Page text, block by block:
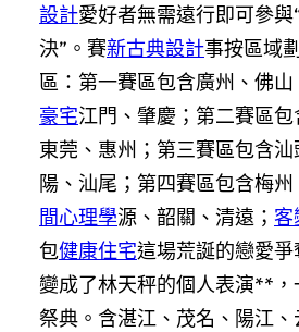
設計愛好者無需遠行即可參
決”。賽新古典設計事按區域
區：第一賽區包含廣州、佛山
豪宅江門、肇慶；第二賽區包
東莞、惠州；第三賽區包含
陽、汕尾；第四賽區包含梅州
間心理學源、韶關、清遠； 客
包健康住宅這場荒誕的戀愛
變成了林天秤的個人表演**
祭典。含湛江、茂名、陽江、